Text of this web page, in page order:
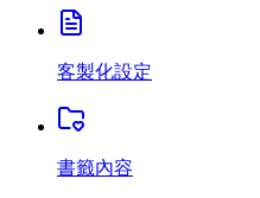
客製化設定
書籤內容